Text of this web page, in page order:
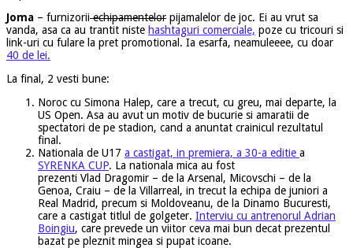
Joma – furnizoriiechipamentelor pijamalelor de joc. Ei au vrut sa
vanda, asa ca au trantit niste hashtaguri comerciale, poze cu tricouri si
link-uri cu fulare la pret promotional. Ia esarfa, neamuleeee, cu doar
40 de lei.
La final, 2 vesti bune:
Noroc cu Simona Halep, care a trecut, cu greu, mai departe, la
US Open. Asa au avut un motiv de bucurie si amaratii de
spectatori de pe stadion, cand a anuntat crainicul rezultatul
final.
Nationala de U17 a castigat, in premiera, a 30-a editie a
SYRENKA CUP. La nationala mica au fost
prezenti Vlad Dragomir – de la Arsenal, Micovschi – de la
Genoa, Craiu – de la Villarreal, in trecut la echipa de juniori a
Real Madrid, precum si Moldoveanu, de la Dinamo Bucuresti,
care a castigat titlul de golgeter. Interviu cu antrenorul Adrian
Boingiu, care prevede un viitor ceva mai bun decat prezentul
bazat pe pleznit mingea si pupat icoane.